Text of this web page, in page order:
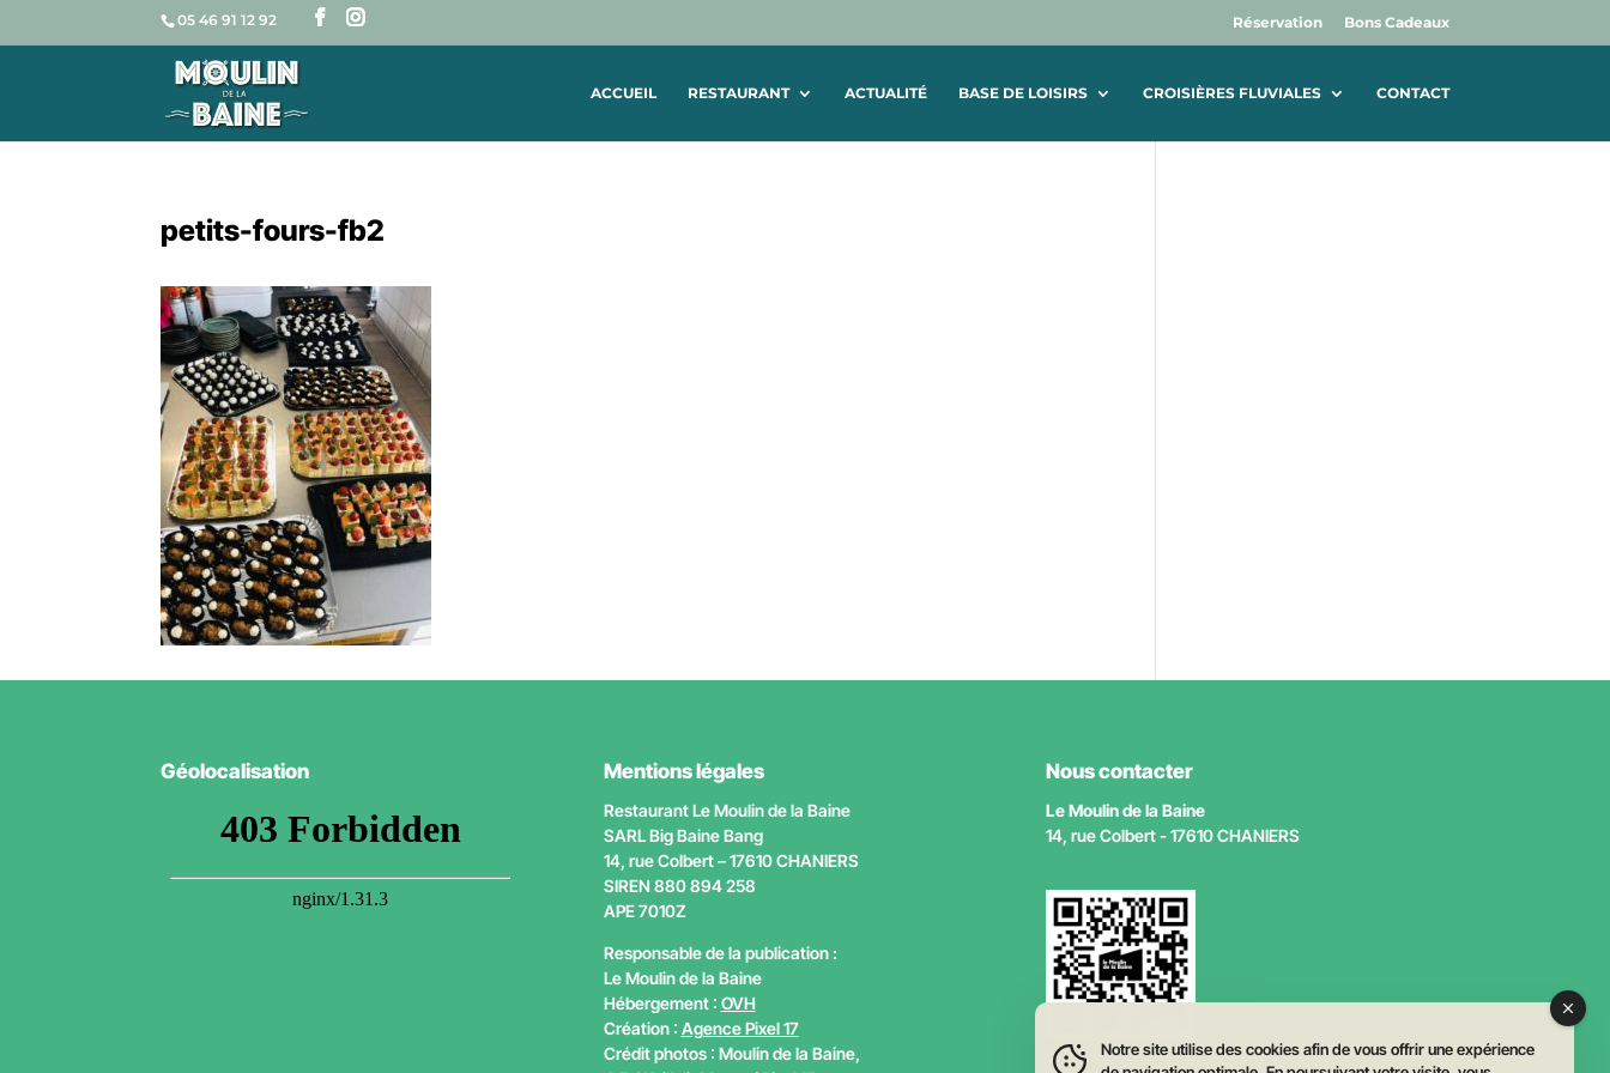
05 46 91 12 92 Réservation Bons Cadeaux
ACCUEIL RESTAURANT ACTUALITÉ BASE DE LOISIRS CROISIÈRES FLUVIALES CONTACT
petits-fours-fb2
Géolocalisation Mentions légales
Restaurant Le Moulin de la Baine
SARL Big Baine Bang
14, rue Colbert – 17610 CHANIERS
SIREN 880 894 258
APE7010Z
Responsable de la publication :
Le Moulin de la Baine
Hébergement : OVH
Création : Agence Pixel 17
Crédit photos : Moulin de la Baine,
Nous contacter
Le Moulin de la Baine
14, rue Colbert - 17610 CHANIERS
Notre site utilise des cookies afin de vous offrir une expérience